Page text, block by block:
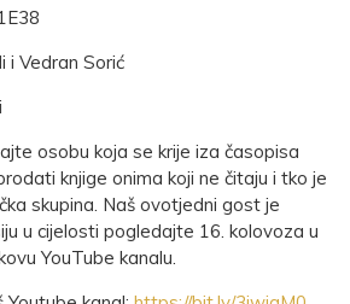
i Vedran Sorić
osobu koja se krije iza časopisa
knjige onima koji ne čitaju i tko je
skupina. Naš ovotjedni gost je
u cijelosti pogledajte 16. kolovoza u
YouTube kanalu.